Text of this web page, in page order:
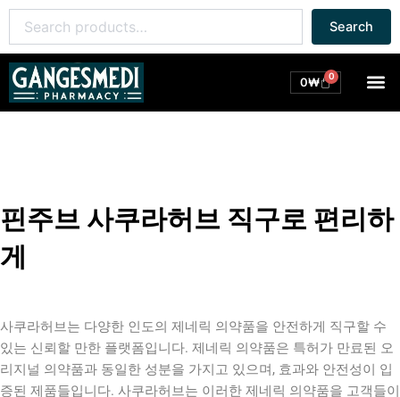
콘
츠
너
for:
Search
0₩ 0
Cart
핀주브 사쿠라허브 직구로 편리하
게
사쿠라허브는 다양한 인도의 제네릭 의약품을 안전하게 직구할 수
있는 신뢰할 만한 플랫폼입니다. 제네릭 의약품은 특허가 만료된 오
리지널 의약품과 동일한 성분을 가지고 있으며, 효과와 안전성이 입
증된 제품들입니다. 사쿠라허브는 이러한 제네릭 의약품을 고객들이